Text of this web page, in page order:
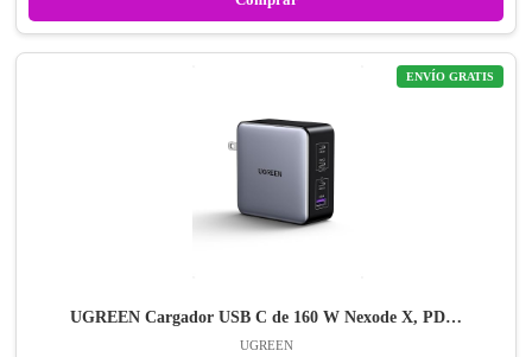
ENVÍO GRATIS
UGREEN Cargador USB C de 160 W Nexode X, PD…
UGREEN